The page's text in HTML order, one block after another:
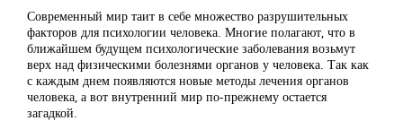
Современный мир таит в себе множество разрушительных
факторов для психологии человека. Многие полагают, что в
ближайшем будущем психологические заболевания возьмут
верх над физическими болезнями органов у человека. Так как
с каждым днем появляются новые методы лечения органов
человека, а вот внутренний мир по-прежнему остается
загадкой.